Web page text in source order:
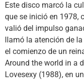
Este disco marcó la
que se inició en 1978,
valió del impulso
llamó la atención de
el comienzo de un
Around the world in a
Lovesexy (1988), en